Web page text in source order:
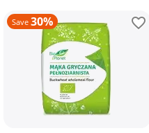
Save 30%